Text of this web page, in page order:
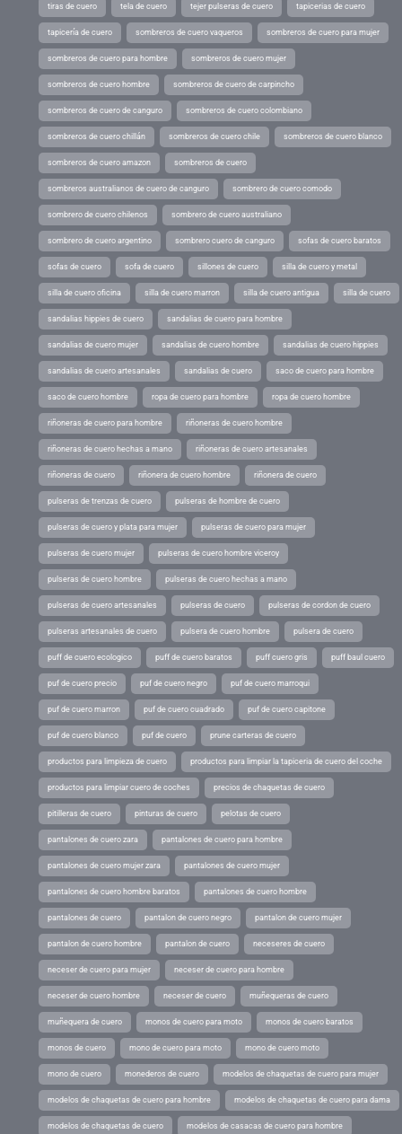
tiras de cuero tela de cuero tejer pulseras de cuero tapicerias de cuero
tapicería de cuero sombreros de cuero vaqueros sombreros de cuero para mujer
sombreros de cuero para hombre sombreros de cuero mujer
sombreros de cuero hombre sombreros de cuero de carpincho
sombreros de cuero de canguro sombreros de cuero colombiano
sombreros de cuero chillán sombreros de cuero chile sombreros de cuero blanco
sombreros de cuero amazon sombreros de cuero
sombreros australianos de cuero de canguro sombrero de cuero comodo
sombrero de cuero chilenos sombrero de cuero australiano
sombrero de cuero argentino sombrero cuero de canguro sofas de cuero baratos
sofas de cuero sofa de cuero sillones de cuero silla de cuero y metal
silla de cuero oficina silla de cuero marron silla de cuero antigua silla de cuero
sandalias hippies de cuero sandalias de cuero para hombre
sandalias de cuero mujer sandalias de cuero hombre sandalias de cuero hippies
sandalias de cuero artesanales sandalias de cuero saco de cuero para hombre
saco de cuero hombre ropa de cuero para hombre ropa de cuero hombre
riñoneras de cuero para hombre riñoneras de cuero hombre
riñoneras de cuero hechas a mano riñoneras de cuero artesanales
riñoneras de cuero riñonera de cuero hombre riñonera de cuero
pulseras de trenzas de cuero pulseras de hombre de cuero
pulseras de cuero y plata para mujer pulseras de cuero para mujer
pulseras de cuero mujer pulseras de cuero hombre viceroy
pulseras de cuero hombre pulseras de cuero hechas a mano
pulseras de cuero artesanales pulseras de cuero pulseras de cordon de cuero
pulseras artesanales de cuero pulsera de cuero hombre pulsera de cuero
puff de cuero ecologico puff de cuero baratos puff cuero gris puff baul cuero
puf de cuero precio puf de cuero negro puf de cuero marroqui
puf de cuero marron puf de cuero cuadrado puf de cuero capitone
puf de cuero blanco puf de cuero prune carteras de cuero
productos para limpieza de cuero productos para limpiar la tapiceria de cuero del coche
productos para limpiar cuero de coches precios de chaquetas de cuero
pitilleras de cuero pinturas de cuero pelotas de cuero
pantalones de cuero zara pantalones de cuero para hombre
pantalones de cuero mujer zara pantalones de cuero mujer
pantalones de cuero hombre baratos pantalones de cuero hombre
pantalones de cuero pantalon de cuero negro pantalon de cuero mujer
pantalon de cuero hombre pantalon de cuero neceseres de cuero
neceser de cuero para mujer neceser de cuero para hombre
neceser de cuero hombre neceser de cuero muñequeras de cuero
muñequera de cuero monos de cuero para moto monos de cuero baratos
monos de cuero mono de cuero para moto mono de cuero moto
mono de cuero monederos de cuero modelos de chaquetas de cuero para mujer
modelos de chaquetas de cuero para hombre modelos de chaquetas de cuero para dama
modelos de chaquetas de cuero modelos de casacas de cuero para hombre